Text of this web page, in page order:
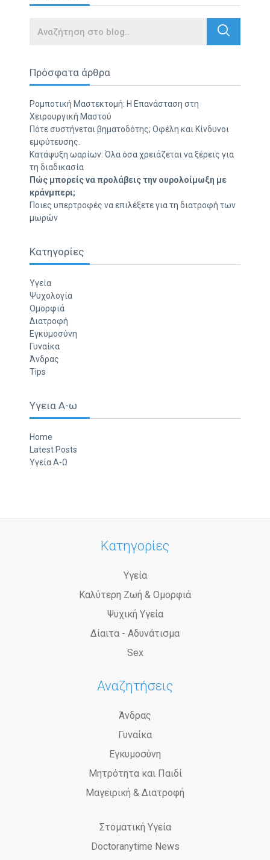
Search
Πρόσφατα άρθρα
Ρομποτική Μαστεκτομή: Η Επανάσταση στη
Χειρουργική Μαστού
Πότε συστήνεται βηματοδότης; Οφέλη και Κίνδυνοι
εμφύτευσης.
Κατάψυξη ωαρίων: Όλα όσα χρειάζεται να ξέρεις για
τη διαδικασία
Πώς μπορείς να προλάβεις την ουρολοίμωξη με
κράνμπερι;
Ποιες υπερτροφές να επιλέξετε για τη διατροφή των
μωρών
Κατηγορίες
Υγεία
Ψυχολογία
Ομορφιά
Διατροφή
Εγκυμοσύνη
Γυναίκα
Άνδρας
Tips
Υγεια Α-ω
Home
Latest Posts
Υγεία Α-Ω
Κατηγορίες
Υγεία
Καλύτερη Ζωή & Ομορφιά
Ψυχική Υγεία
Δίαιτα - Αδυνάτισμα
Sex
Αναζητήσεις
Άνδρας
Γυναίκα
Εγκυμοσύνη
Μητρότητα και Παιδί
Μαγειρική & Διατροφή
Στοματική Υγεία
Doctoranytime News